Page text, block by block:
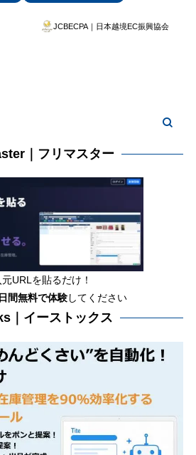
JCBECPA｜日本越境EC振興協会
｜フリマスター
URLを貼るだけ！
間無料で体験してください
｜イーストックス